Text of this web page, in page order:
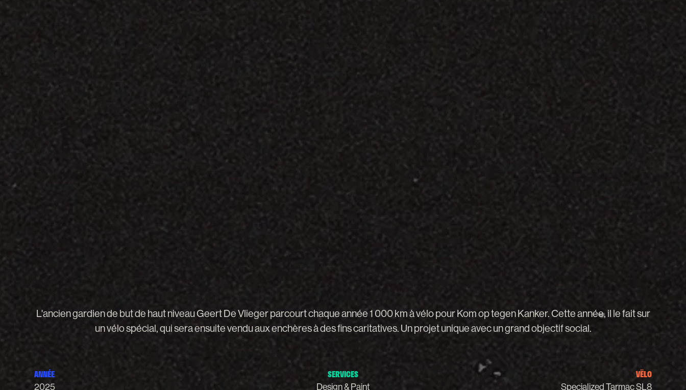
L'anciengardiende butde hautniveauGeertDeVliegerparcourtchaqueannée1 000kmàvélopourKomoptegenKanker.Cetteannée,il lefaitsur
unvélospécial,quiseraensuitevenduauxenchèresàdesfinscaritatives. Unprojetuniqueavecungrandobjectifsocial.
ANNÉE
2025
SERVICES
Design & Paint
VËLO
Specialized Tarmac SL8